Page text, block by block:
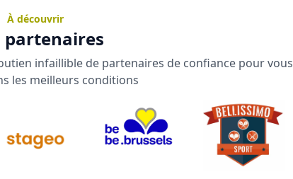
À découvrir
partenaires
infaillible de partenaires de confiance pour vous
les meilleurs conditions